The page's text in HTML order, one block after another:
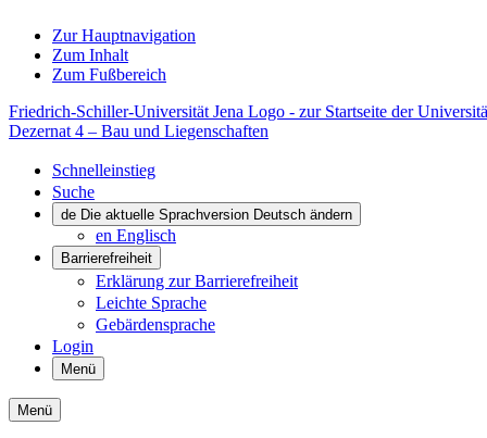
Zur Hauptnavigation
Zum Inhalt
Zum Fußbereich
Friedrich-Schiller-Universität Jena Logo - zur Startseite der
Dezernat 4 – Bau und Liegenschaften
Schnelleinstieg
Suche
de Die aktuelle Sprachversion Deutsch ändern
en Englisch
Barrierefreiheit
Erklärung zur Barrierefreiheit
Leichte Sprache
Gebärdensprache
Login
Menü
Menü